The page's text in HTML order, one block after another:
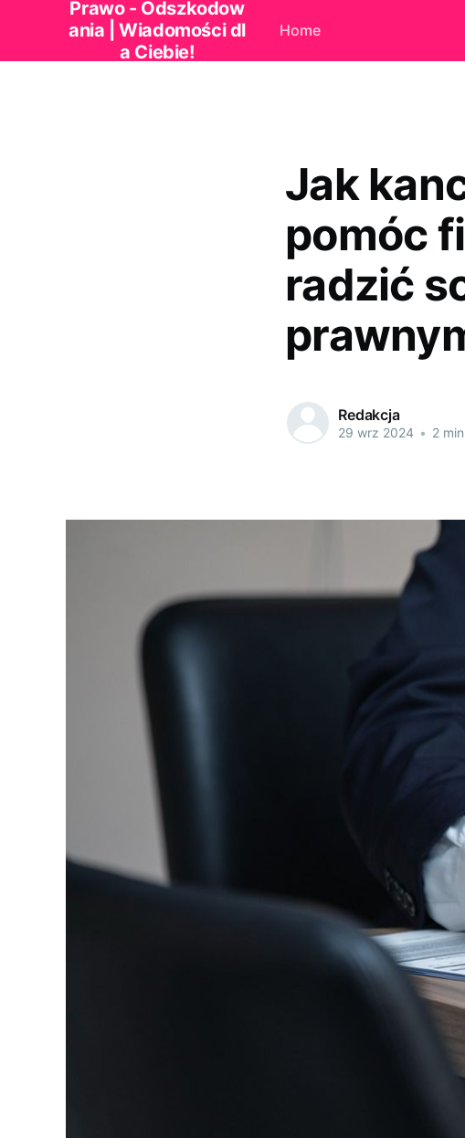
Prawo - Odszkodow
ania | Wiadomości dl
a Ciebie!
Home
Jak
pomóc
radzić
Redakcja
29 wrz 2024 • 2